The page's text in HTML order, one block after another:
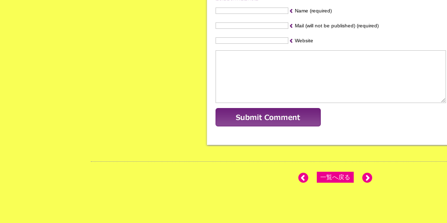
Name (required)
Mail (will not be published) (required)
Website
一覧へ戻る